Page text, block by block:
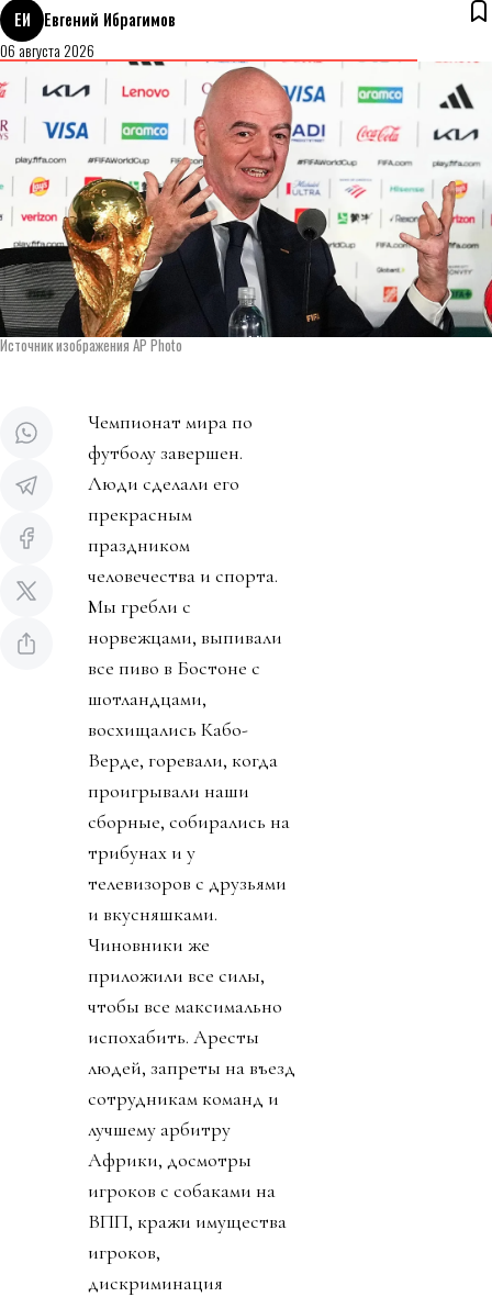
ЕИ
Евгений Ибрагимов
06 августа 2026
Источник изображения AP Photo
Чемпионат мира по
футболу завершен.
Люди сделали его
прекрасным
праздником
человечества и спорта.
Мы гребли с
норвежцами, выпивали
все пиво в Бостоне с
шотландцами,
восхищались Кабо-
Верде, горевали, когда
проигрывали наши
сборные, собирались на
трибунах и у
телевизоров с друзьями
и вкусняшками.
Чиновники же
приложили все силы,
чтобы все максимально
испохабить. Аресты
людей, запреты на въезд
сотрудникам команд и
лучшему арбитру
Африки, досмотры
игроков с собаками на
ВПП, кражи имущества
игроков,
дискриминация